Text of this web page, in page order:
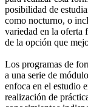
posibilidad de
como nocturno, o
variedad en la oferta
de la opción que
Los programas de
a una serie de
enfoca en el estudio
realización de